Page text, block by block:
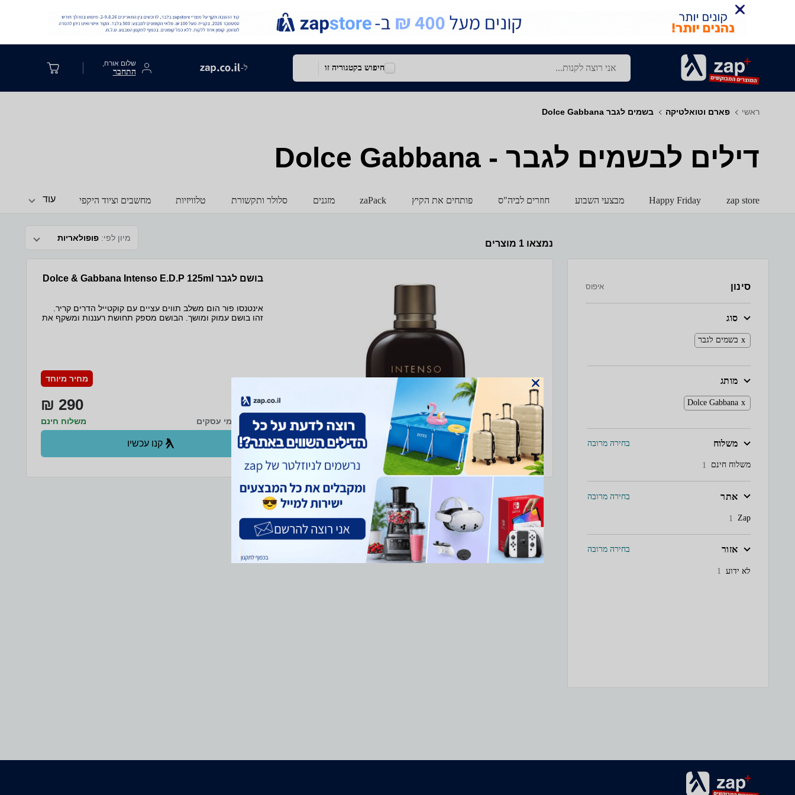
חיפוש בקטגוריה זו ל- שלום אורח,
התחבר
ראשי פארם וטואלטיקה בשמים לגבר Dolce Gabbana
דילים לבשמים לגבר - Dolce Gabbana
zap store
Happy Friday מבצעי השבוע חוזרים לביה"ס פותחים את הקיץ zaPack מזגנים סלולר ותקשורת טלוויזיות מחשבים וציוד היקפי עוד
נמצאו 1 מוצרים
מיון לפי: פופולאריות
סינון איפוס
סוג
בשמים לגבר
מותג
Dolce Gabbana
משלוח בחירה מרובה
משלוח חינם 1
אתר בחירה מרובה
Zap
1
אזור בחירה מרובה
לא ידוע 1
בושם לגבר Dolce & Gabbana Intenso E.D.P 125ml
אינטנסו פור הום משלב תווים עציים עם קוקטייל הדרים קריר.
זהו בושם עמוק ומושך. הבושם מספק תחושת רעננות ומשקף את
הלב: לבנדר, מרווה ופלפל. תווי בסיס: ארז, טבק וטונקה.מחיר מיוחד
290 ₪
משלוח חינם עד 6 ימי עסקים
קנו עכשיו